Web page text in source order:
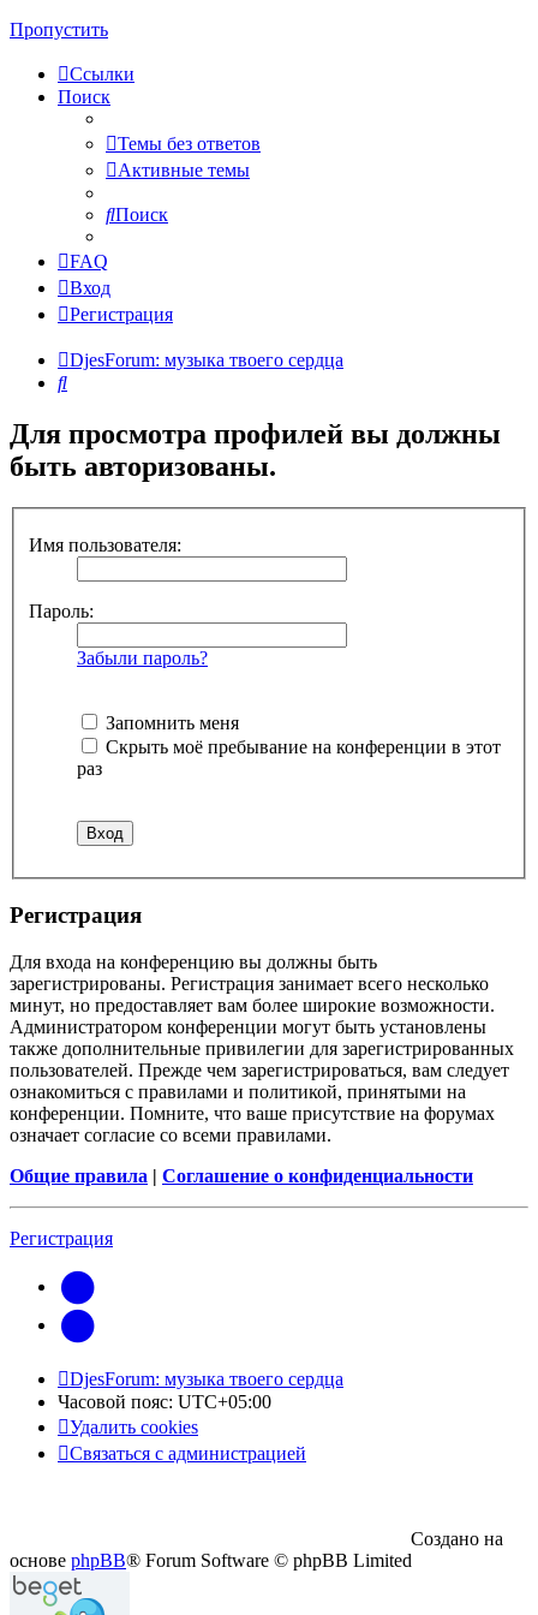
Пропустить
Ссылки
Поиск
Темы без ответов
Активные темы
Поиск
FAQ
Вход
Регистрация
DjesForum: музыка твоего сердца
Поиск
Для просмотра профилей вы должны
быть авторизованы.
Имя пользователя:
Пароль:
Забыли пароль?
Запомнить меня
Скрыть моё пребывание на конференции в этот
раз
Регистрация
Для входа на конференцию вы должны быть
зарегистрированы. Регистрация занимает всего несколько
минут, но предоставляет вам более широкие возможности.
Администратором конференции могут быть установлены
также дополнительные привилегии для зарегистрированных
пользователей. Прежде чем зарегистрироваться, вам следует
ознакомиться с правилами и политикой, принятыми на
конференции. Помните, что ваше присутствие на форумах
означает согласие со всеми правилами.
Общие правила | Соглашение о конфиденциальности
Регистрация
vk
Telegram
DjesForum: музыка твоего сердца
Часовой пояс: UTC+05:00
Удалить cookies
Связаться с администрацией
Создано на
основе phpBB® Forum Software © phpBB Limited